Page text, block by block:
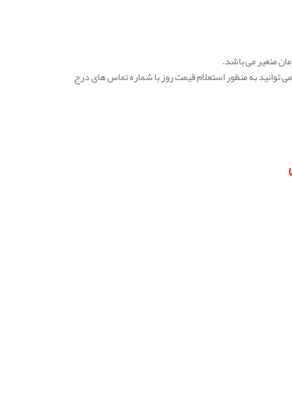
متغیر می باشد.
توانید به منظور استعلام قیمت روز با شماره تماس های درج